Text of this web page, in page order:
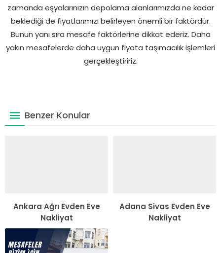
zamanda eşyalarınızın depolama alanlarımızda ne kadar
beklediği de fiyatlarımızı belirleyen önemli bir faktördür.
Bunun yanı sıra mesafe faktörlerine dikkat ederiz. Daha
yakın mesafelerde daha uygun fiyata taşımacılık işlemleri
gerçekleştiririz.
Benzer Konular
Ankara Ağrı Evden Eve
Nakliyat
Adana Sivas Evden Eve
Nakliyat